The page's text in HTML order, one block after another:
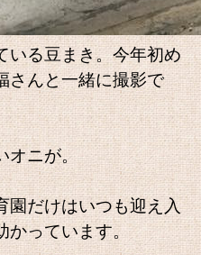
いる豆まき。今年初め
さんと一緒に撮影で
オニが。
園だけはいつも迎え入
かっています。